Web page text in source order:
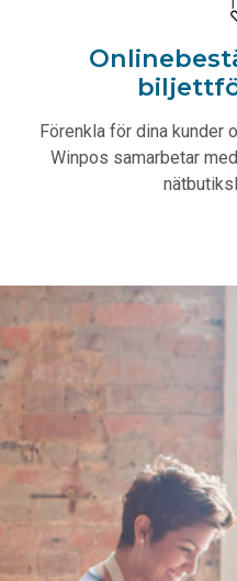
Förenkla för dina kunder
Winpos samarbetar